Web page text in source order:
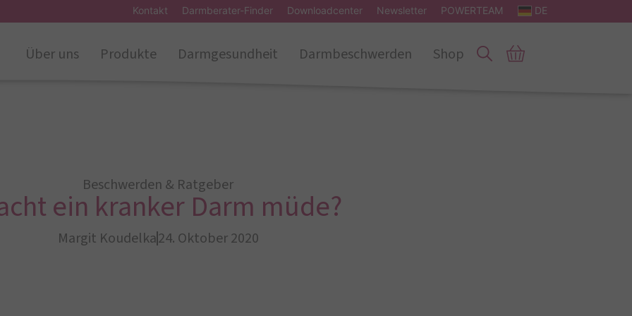
Kontakt Darmberater-Finder Downloadcenter Newsletter POWERTEAM DE
Über uns Produkte Darmgesundheit Darmbeschwerden Shop
Beschwerden & Ratgeber
ein kranker Darm müde?
Margit Koudelka24. Oktober 2020